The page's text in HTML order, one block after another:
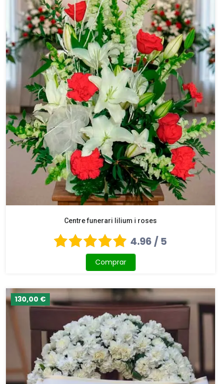
Centre funerari lilium i roses
4.96 / 5
Comprar
130,00 €